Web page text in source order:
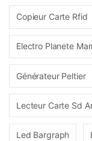
Copieur Carte Rfid
Electro Planete
Générateur Peltier
Lecteur Carte Sd
Led Bargraph